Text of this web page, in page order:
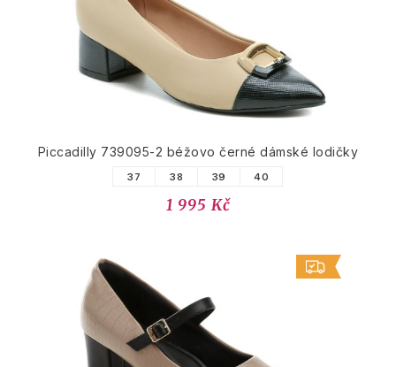
Piccadilly 739095-2 béžovo černé dámské lodičky
37 38 39 40
1 995 Kč